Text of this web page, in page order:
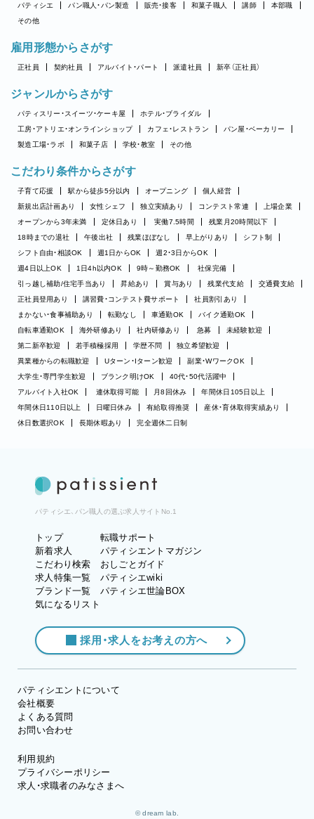
パティシエ パン職人・パン製造 販売・接客 和菓子職人 講師
本部職
その他
雇用形態からさがす
正社員 契約社員 アルバイト・パート 派遣社員 新卒（正社員）
ジャンルからさがす
パティスリー・スイーツ・ケーキ屋
ホテル・ブライダル
工房・アトリエ・オンラインショップ
カフェ・レストラン
パン屋・ベーカリー
製造工場・ラボ
和菓子店 学校・教室 その他
こだわり条件からさがす
子育て応援 駅から徒歩5分以内 オープニング
個人経営
新規出店計画あり
女性シェフ 独立実績あり コンテスト常連
上場企業
オープンから3年未満
定休日あり 実働7.5時間
残業月20時間以下
18時までの退社
午後出社 残業ほぼなし 早上がりあり
シフト制
シフト自由・相談OK
週1日からOK
週2・3日からOK
週4日以上OK
1日4h以内OK 9時～勤務OK
社保完備
引っ越し補助/住宅手当あり
昇給あり 賞与あり 残業代支給
交通費支給
正社員登用あり
講習費・コンテスト費サポート
社員割引あり
まかない・食事補助あり
転勤なし 車通勤OK
バイク通勤OK
自転車通勤OK
海外研修あり 社内研修あり 急募
未経験歓迎
第二新卒歓迎
若手積極採用 学歴不問
独立希望歓迎
異業種からの転職歓迎
Uターン・Iターン歓迎
副業・WワークOK
大学生・専門学生歓迎
ブランク明けOK
40代・50代活躍中
アルバイト入社OK
連休取得可能 月8回休み
年間休日105日以上
年間休日110日以上
日曜日休み 有給取得推奨
産休・育休取得実績あり
休日数選択OK
長期休暇あり 完全週休二日制
パティシエ、パン職人の選ぶ求人サイトNo.1
トップ
新着求人
こだわり検索
求人特集一覧
ブランド一覧
気になるリスト
転職サポート
パティシエントマガジン
おしごとガイド
パティシエwiki
パティシエ世論BOX
採用・求人をお考えの方へ
パティシエントについて
会社概要
よくある質問
お問い合わせ
利用規約
プライバシーポリシー
求人・求職者のみなさまへ
© dream lab.